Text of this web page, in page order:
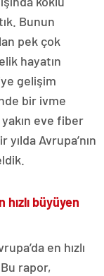
Bunun
pek çok
hayatın
gelişim
bir ivme
eve fiber
Avrupa’nın
büyüyen
en hızlı
rapor,